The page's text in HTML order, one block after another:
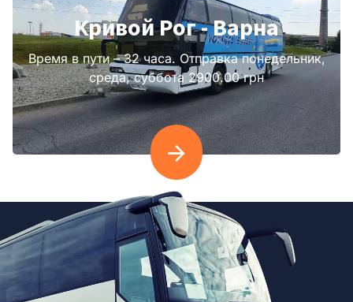
Кривой Рог - Варна
Время в пути – 32 часа. Отправка понедельник,
среда, суббота 2900.00 грн